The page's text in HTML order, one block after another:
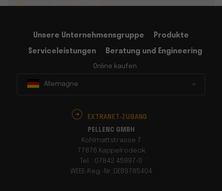
Unsere Unternehmensgruppe
Produkte
Serviceleistungen
Beratung und Engineering
Online kaufen
Allemagne
EXTRANET-ZUGANG
PELLENC GMBH
Kohlmattstrasse 7
77876 Kappelrodeck
Tel. : 07842 45997-0
WEEE-Reg.-Nr.:DE89785404